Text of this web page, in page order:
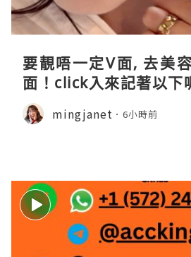
要靚唔一定V面, 去美
面！click入來記著以下
mingjanet 6小時前